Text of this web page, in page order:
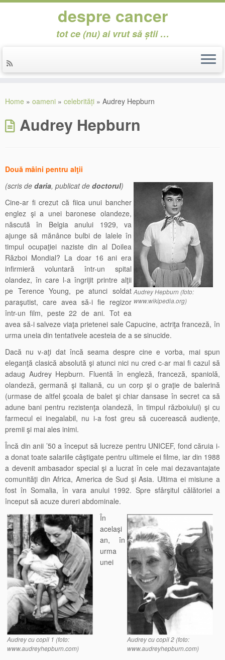
despre cancer
tot ce (nu) ai vrut să știi …
Home » oameni » celebrități » Audrey Hepburn
Audrey Hepburn
Două mâini pentru alţii
Audrey Hepburn (foto:
www.wikipedia.org)
(scris de daria, publicat de doctorul)
Cine-ar fi crezut că fiica unui bancher
englez şi a unei baronese olandeze,
născută în Belgia anului 1929, va
ajunge să mănânce bulbi de lalele în
timpul ocupaţiei naziste din al Doilea
Război Mondial? La doar 16 ani era
infirmieră voluntară într-un spital
olandez, în care l-a îngrijit printre alţii
pe Terence Young, pe atunci soldat
paraşutist, care avea să-i fie regizor
într-un film, peste 22 de ani. Tot ea
avea să-i salveze viaţa prietenei sale Capucine, actriţa franceză, în
urma uneia din tentativele acesteia de a se sinucide.
Dacă nu v-aţi dat încă seama despre cine e vorba, mai spun
eleganţă clasică absolută şi atunci nici nu cred c-ar mai fi cazul să
adaug Audrey Hepburn. Fluentă în engleză, franceză, spaniolă,
olandeză, germană şi italiană, cu un corp şi o graţie de balerină
(urmase de altfel şcoala de balet şi chiar dansase în secret ca să
adune bani pentru rezistenţa olandeză, în timpul războiului) şi cu
farmecul ei inegalabil, nu i-a fost greu să cucerească audienţe,
premii şi mai ales inimi.
Încă din anii ’50 a început să lucreze pentru UNICEF, fond căruia i-
a donat toate salariile câştigate pentru ultimele ei filme, iar din 1988
a devenit ambasador special şi a lucrat în cele mai dezavantajate
comunităţi din Africa, America de Sud şi Asia. Ultima ei misiune a
fost în Somalia, în vara anului 1992. Spre sfârşitul călătoriei a
început să acuze dureri abdominale.
Audrey cu copil 1 (foto:
www.audreyhepburn.com)
Audrey cu copil 2 (foto:
www.audreyhepburn.com)
În
acelaşi
an, în
urma
unei